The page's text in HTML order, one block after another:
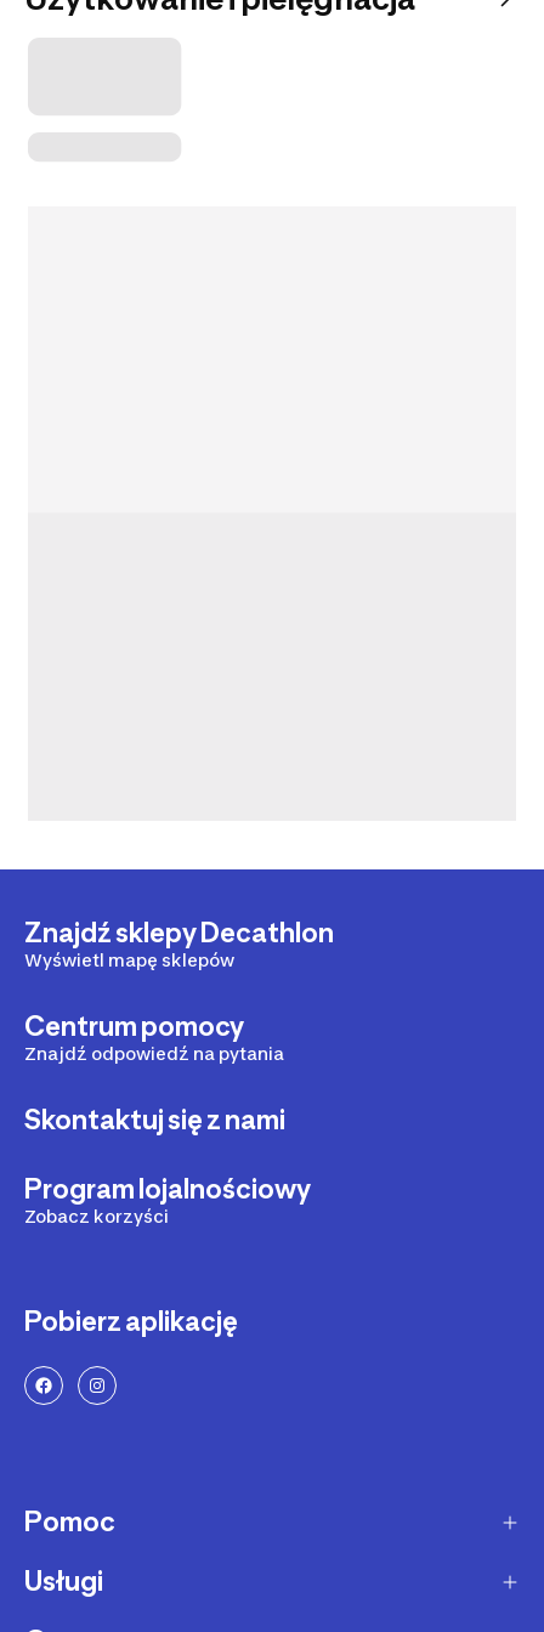
Znajdź sklepy Decathlon
Wyświetl mapę sklepów
Centrum pomocy
Znajdź odpowiedź na pytania
Skontaktuj się z nami
Program lojalnościowy
Zobacz korzyści
Pobierz aplikację
Pomoc
Sposoby dostawy
Usługi